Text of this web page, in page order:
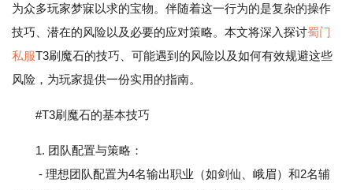
为众多玩家梦寐以求的宝物。伴随着这一行为的是复杂的操作
技巧、潜在的风险以及必要的应对策略。本文将深入探讨蜀门
私服T3刷魔石的技巧、可能遇到的风险以及如何有效规避这些
风险，为玩家提供一份实用的指南。
#T3刷魔石的基本技巧
1. 团队配置与策略：
- 理想团队配置为4名输出职业（如剑仙、峨眉）和2名辅